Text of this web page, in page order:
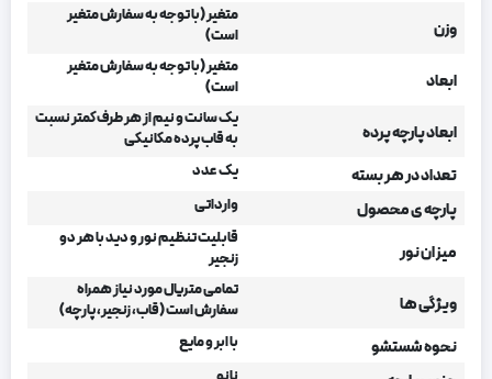
وزن
متغیر (با توجه به سفارش متغیر
است)
ابعاد
متغیر (با توجه به سفارش متغیر
است)
ابعاد پارچه پرده
یک سانت و نیم از هر طرف کمتر نسبت
به قاب پرده مکانیکی
تعداد در هر بسته یک عدد
پارچه ی محصول وارداتی
میزان نور
قابلیت تنظیم نور و دید با هر دو
زنجیر
ویژگی ها
تمامی متریال مورد نیاز همراه
سفارش است (قاب، زنجیر، پارچه)
نحوه شستشو با ابر و مایع